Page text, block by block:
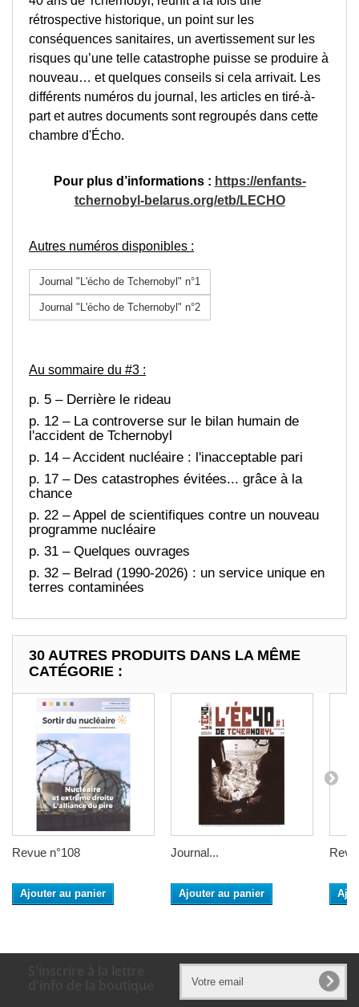
rétrospective historique, un point sur les
conséquences sanitaires, un avertissement sur les
risques qu’une telle catastrophe puisse se produire à
nouveau… et quelques conseils si cela arrivait. Les
différents numéros du journal, les articles en tiré-à-
part et autres documents sont regroupés dans cette
chambre d'Écho.
Pour plus d’informations : https://enfants-
tchernobyl-belarus.org/etb/LECHO
Autres numéros disponibles :
Journal "L'écho de Tchernobyl" n°1
Journal "L'écho de Tchernobyl" n°2
Au sommaire du #3 :
p. 5 – Derrière le rideau
p. 12 – La controverse sur le bilan humain de
l'accident de Tchernobyl
p. 14 – Accident nucléaire : l'inacceptable pari
p. 17 – Des catastrophes évitées... grâce à la
chance
p. 22 – Appel de scientifiques contre un nouveau
programme nucléaire
p. 31 – Quelques ouvrages
p. 32 – Belrad (1990-2026) : un service unique en
terres contaminées
30 AUTRES PRODUITS DANS LA MÊME
CATÉGORIE :
Revue n°108
Ajouter au panier
Journal...
Ajouter au panier